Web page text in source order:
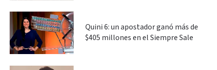
Quini 6: un apostador ganó más de
$405 millones en el Siempre Sale